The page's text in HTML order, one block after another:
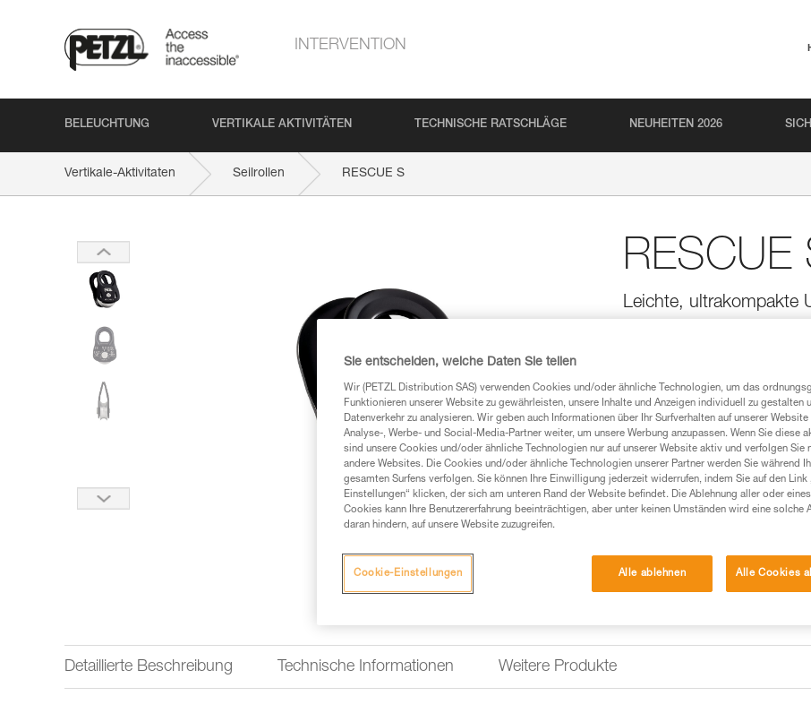
INTERVENTION
BELEUCHTUNG VERTIKALE AKTIVITÄTEN TECHNISCHE RATSCHLÄGE NEUHEITEN 2026
Vertikale-Aktivitaten Seilrollen RESCUE S
RESCUE
Leichte, ultrakompakte
Die ultrakompakte und leichte
Hantieren von mittelschwerer
Einen Händler finden
Detaillierte Beschreibung Technische Informationen Weitere Produkte
Sie entscheiden, welche Daten Sie teilen
Wir (PETZL Distribution SAS) verwenden Cookies und/oder ähnliche Technologien, um das
Funktionieren unserer Website zu gewährleisten, unsere Inhalte und Anzeigen individuell zu gestalten
Datenverkehr zu analysieren. Wir geben auch Informationen über Ihr Surfverhalten auf unserer Website
Analyse-, Werbe- und Social-Media-Partner weiter, um unsere Werbung anzupassen. Wenn Sie diese
sind unsere Cookies und/oder ähnliche Technologien nur auf unserer Website aktiv und verfolgen Sie
andere Websites. Die Cookies und/oder ähnliche Technologien unserer Partner werden Sie während
gesamten Surfens verfolgen. Sie können Ihre Einwilligung jederzeit widerrufen, indem Sie auf den Link
Einstellungen“ klicken, der sich am unteren Rand der Website befindet. Die Ablehnung aller oder
Cookies kann Ihre Benutzererfahrung beeinträchtigen, aber unter keinen Umständen wird eine solche
daran hindern, auf unsere Website zuzugreifen.
Alle ablehnen Alle Cookies
Cookie-Einstellungen